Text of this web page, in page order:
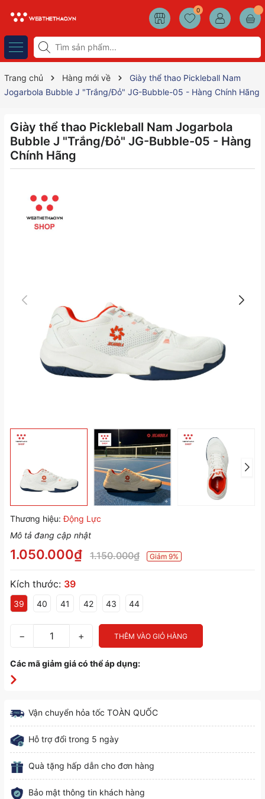
0
Trang chủ Hàng mới về
Giày thể thao Pickleball Nam
Jogarbola Bubble J "Trắng/Đỏ" JG-Bubble-05 - Hàng Chính Hãng
Giày thể thao Pickleball Nam Jogarbola
Bubble J "Trắng/Đỏ" JG-Bubble-05 - Hàng
Chính Hãng
Thương hiệu: Động Lực
Mô tả đang cập nhật
1.050.000₫ 1.150.000₫ Giảm 9%
Kích thước: 39
39 40 41 42 43 44
− + THÊM VÀO GIỎ HÀNG
Các mã giảm giá có thể áp dụng:
Vận chuyển hỏa tốc TOÀN QUỐC
Hỗ trợ đổi trong 5 ngày
Quà tặng hấp dẫn cho đơn hàng
Bảo mật thông tin khách hàng